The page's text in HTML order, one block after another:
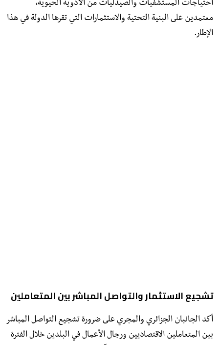
احتياجات المستشفيات والصيدليات من الأدوية الحيوية،
معتمدين على البنية التحتية والاستثمارات التي تقرها الدولة في هذا
الإطار.
تشجيع الاستثمار والتواصل المباشر بين المتعاملين
أكد الجانبان الجزائري والمجري على ضرورة تشجيع التواصل المباشر
بين المتعاملين الاقتصاديين ورجال الأعمال في البلدين خلال الفترة